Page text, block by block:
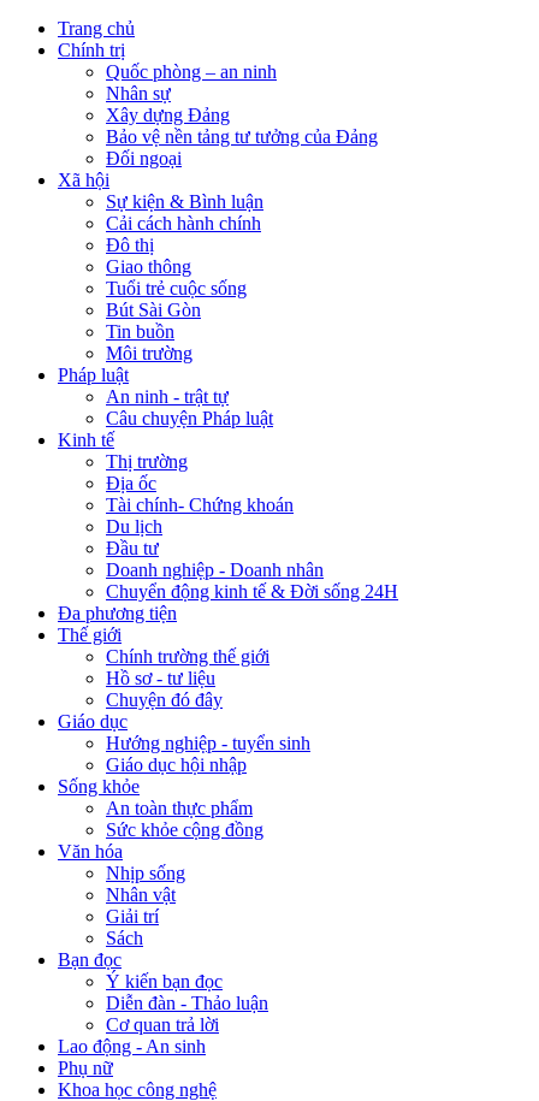
Trang chủ
Chính trị
Quốc phòng – an ninh
Nhân sự
Xây dựng Đảng
Bảo vệ nền tảng tư tưởng của Đảng
Đối ngoại
Xã hội
Sự kiện & Bình luận
Cải cách hành chính
Đô thị
Giao thông
Tuổi trẻ cuộc sống
Bút Sài Gòn
Tin buồn
Môi trường
Pháp luật
An ninh - trật tự
Câu chuyện Pháp luật
Kinh tế
Thị trường
Địa ốc
Tài chính- Chứng khoán
Du lịch
Đầu tư
Doanh nghiệp - Doanh nhân
Chuyển động kinh tế & Đời sống 24H
Đa phương tiện
Thế giới
Chính trường thế giới
Hồ sơ - tư liệu
Chuyện đó đây
Giáo dục
Hướng nghiệp - tuyển sinh
Giáo dục hội nhập
Sống khỏe
An toàn thực phẩm
Sức khỏe cộng đồng
Văn hóa
Nhịp sống
Nhân vật
Giải trí
Sách
Bạn đọc
Ý kiến bạn đọc
Diễn đàn - Thảo luận
Cơ quan trả lời
Lao động - An sinh
Phụ nữ
Khoa học công nghệ